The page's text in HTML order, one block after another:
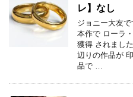
レ】なし
ジョニー大友で
本作で ローラ
獲得 されまし
辺りの作品が
品で …